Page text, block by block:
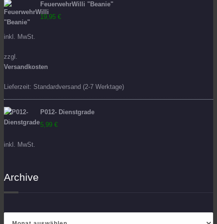
FeuerwehrWilli "Beanie"
19,95 €
inkl. MwSt.
zzgl.
Versandkosten
Lieferzeit: Standardversand (2-7 Werktage)
P012- Dienstgrade
5,99 €
inkl. MwSt.
Archive